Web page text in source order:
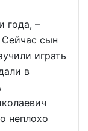
года, –
Сейчас сын
играть
в
неплохо